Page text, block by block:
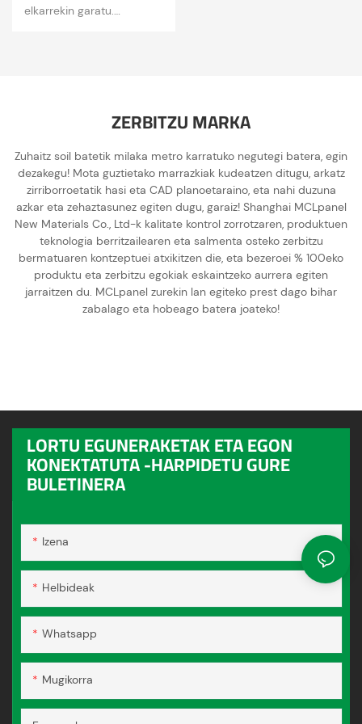
elkarrekin garatu.
ZERBITZU MARKA
Zuhaitz soil batetik milaka metro karratuko negutegi batera, egin
dezakegu! Mota guztietako marrazkiak kudeatzen ditugu, arkatz
zirriborroetatik hasi eta CAD planoetaraino, eta nahi duzuna
azkar eta zehaztasunez egiten dugu, garaiz! Shanghai MCLpanel
New Materials Co., Ltd-k kalitate kontrol zorrotzaren, produktuen
teknologia berritzailearen eta salmenta osteko zerbitzu
bermatuaren kontzeptuei atxikitzen die, eta bezeroei % 100eko
produktu eta zerbitzu egokiak eskaintzeko aurrera egiten
jarraitzen du. MCLpanel zurekin lan egiteko prest dago bihar
zabalago eta hobeago batera joateko!
LORTU EGUNERAKETAK ETA EGON
KONEKTATUTA -HARPIDETU GURE
BULETINERA
Izena
Helbideak
Whatsapp
Mugikorra